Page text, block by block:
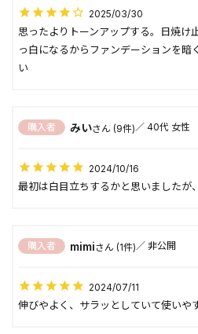
2025/03/30
思ったよりトーンアップする。日焼け
っ白になるからファンデーションを暗
い
みい 9
購入者 40代 女性
2024/10/16
最初は白目立ちするかと思いましたが
mimi 1
購入者 非公開
2024/07/11
伸びやよく、サラッとしていて使いや